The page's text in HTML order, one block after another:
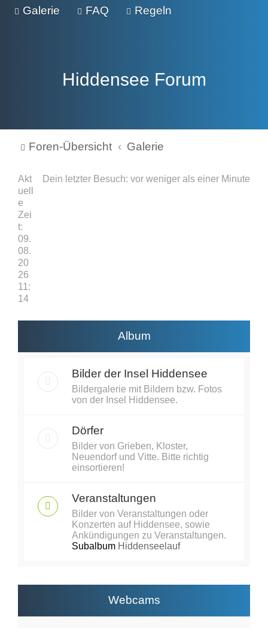
Galerie FAQ Regeln
Hiddensee Forum
Foren-Übersicht Galerie
Dein letzter Besuch: vor weniger als einer Minute
Akt
uell
e
Zei
t:
09.
08.
20
26
11:
14
Album
Bilder der Insel Hiddensee
Bildergalerie mit Bildern bzw. Fotos
von der Insel Hiddensee.
Dörfer
Bilder von Grieben, Kloster,
Neuendorf und Vitte. Bitte richtig
einsortieren!
Veranstaltungen
Bilder von Veranstaltungen oder
Konzerten auf Hiddensee, sowie
Ankündigungen zu Veranstaltungen.
Subalbum Hiddenseelauf
Webcams